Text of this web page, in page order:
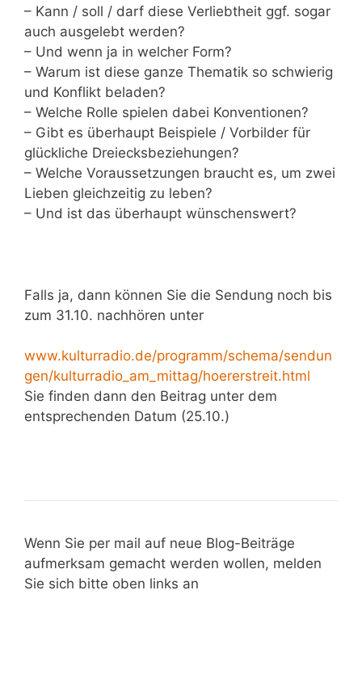
– Kann / soll / darf diese Verliebtheit ggf. sogar
auch ausgelebt werden?
– Und wenn ja in welcher Form?
– Warum ist diese ganze Thematik so schwierig
und Konflikt beladen?
– Welche Rolle spielen dabei Konventionen?
– Gibt es überhaupt Beispiele / Vorbilder für
glückliche Dreiecksbeziehungen?
– Welche Voraussetzungen braucht es, um zwei
Lieben gleichzeitig zu leben?
– Und ist das überhaupt wünschenswert?
Falls ja, dann können Sie die Sendung noch bis
zum 31.10. nachhören unter
www.kulturradio.de/programm/schema/sendun
gen/kulturradio_am_mittag/hoererstreit.html
Sie finden dann den Beitrag unter dem
entsprechenden Datum (25.10.)
Wenn Sie per mail auf neue Blog-Beiträge
aufmerksam gemacht werden wollen, melden
Sie sich bitte oben links an